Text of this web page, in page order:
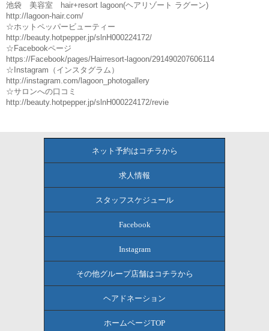
池袋 美容室 hair+resort lagoon(ヘアリゾート ラグーン)
http://lagoon-hair.com/
☆ホットペッパービューティー
http://beauty.hotpepper.jp/slnH000224172/
☆Facebookページ
https://Facebook/pages/Hairresort-lagoon/291490207606114
☆Instagram（インスタグラム）
http://instagram.com/lagoon_photogallery
☆サロンへの口コミ
http://beauty.hotpepper.jp/slnH000224172/revie
ネット予約はコチラから
求人情報
スタッフスケジュール
Facebook
Instagram
その他グループ店舗はコチラから
ヘアドネーション
ホームページTOP